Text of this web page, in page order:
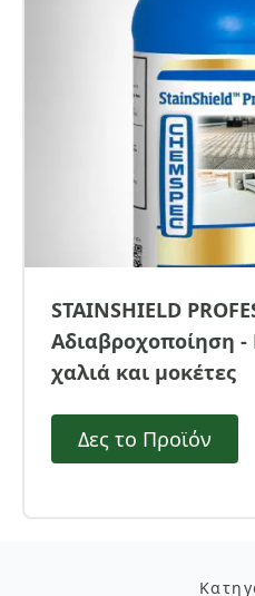
STAINSHIELD
Αδιαβροχοποίηση -
χαλιά και μοκέτες
Δες το Προϊόν